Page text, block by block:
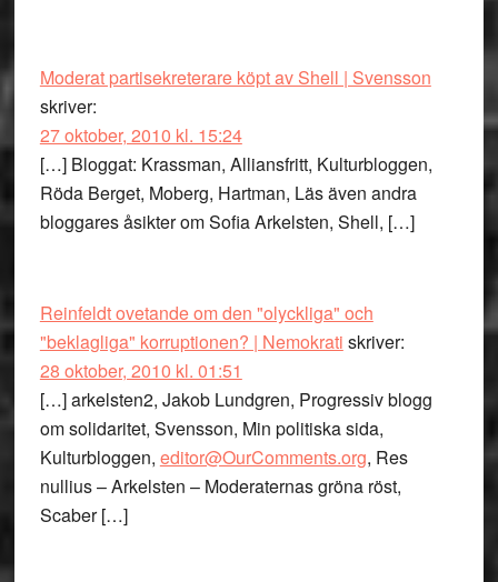
Moderat partisekreterare köpt av Shell | Svensson
skriver:
27 oktober, 2010 kl. 15:24
[…] Bloggat: Krassman, Alliansfritt, Kulturbloggen,
Röda Berget, Moberg, Hartman, Läs även andra
bloggares åsikter om Sofia Arkelsten, Shell, […]
Reinfeldt ovetande om den "olyckliga" och
"beklagliga" korruptionen? | Nemokrati skriver:
28 oktober, 2010 kl. 01:51
[…] arkelsten2, Jakob Lundgren, Progressiv blogg
om solidaritet, Svensson, Min politiska sida,
Kulturbloggen, editor@OurComments.org, Res
nullius – Arkelsten – Moderaternas gröna röst,
Scaber […]